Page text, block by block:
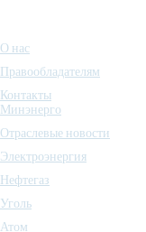
О нас
Правообладателям
Контакты
Минэнерго
Отраслевые новости
Электроэнергия
Нефтегаз
Уголь
Атом